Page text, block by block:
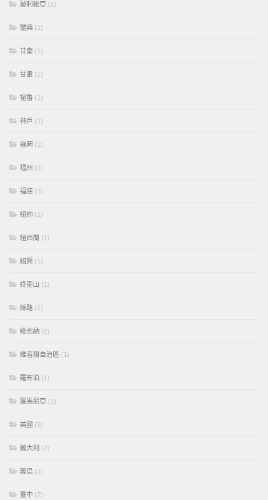
玻利維亞 (1)
瑞典 (1)
甘南 (1)
甘肅 (1)
祕魯 (1)
神戶 (1)
福岡 (1)
福州 (1)
福建 (3)
紐約 (1)
紐西蘭 (1)
紹興 (1)
終南山 (1)
絲路 (1)
維也納 (2)
維吾爾自治區 (1)
羅布泊 (1)
羅馬尼亞 (1)
美國 (5)
義大利 (2)
義烏 (1)
臺中 (7)